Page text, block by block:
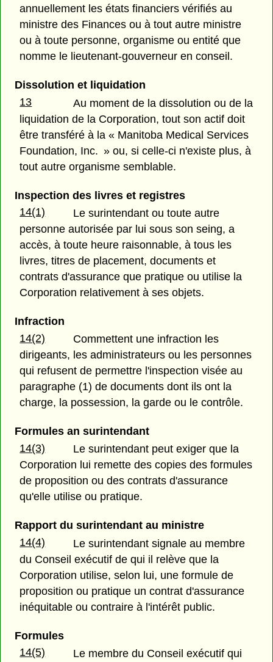
annuellement les états financiers vérifiés au
ministre des Finances ou à tout autre ministre
ou à toute personne, organisme ou entité que
nomme le lieutenant-gouverneur en conseil.
Dissolution et liquidation
13
Au moment de la dissolution ou de la
liquidation de la Corporation, tout son actif doit
être transféré à la « Manitoba Medical Services
Foundation, Inc. » ou, si celle-ci n'existe plus, à
tout autre organisme semblable.
Inspection des livres et registres
14(1)
Le surintendant ou toute autre
personne autorisée par lui sous son seing, a
accès, à toute heure raisonnable, à tous les
livres, titres de placement, documents et
contrats d'assurance que pratique ou utilise la
Corporation relativement à ses objets.
Infraction
14(2)
Commettent une infraction les
dirigeants, les administrateurs ou les personnes
qui refusent de permettre l'inspection visée au
paragraphe (1) de documents dont ils ont la
charge, la possession, la garde ou le contrôle.
Formules an surintendant
14(3)
Le surintendant peut exiger que la
Corporation lui remette des copies des formules
de proposition ou des contrats d'assurance
qu'elle utilise ou pratique.
Rapport du surintendant au ministre
14(4)
Le surintendant signale au membre
du Conseil exécutif de qui il relève que la
Corporation utilise, selon lui, une formule de
proposition ou pratique un contrat d'assurance
inéquitable ou contraire à l'intérêt public.
Formules
14(5)
Le membre du Conseil exécutif qui